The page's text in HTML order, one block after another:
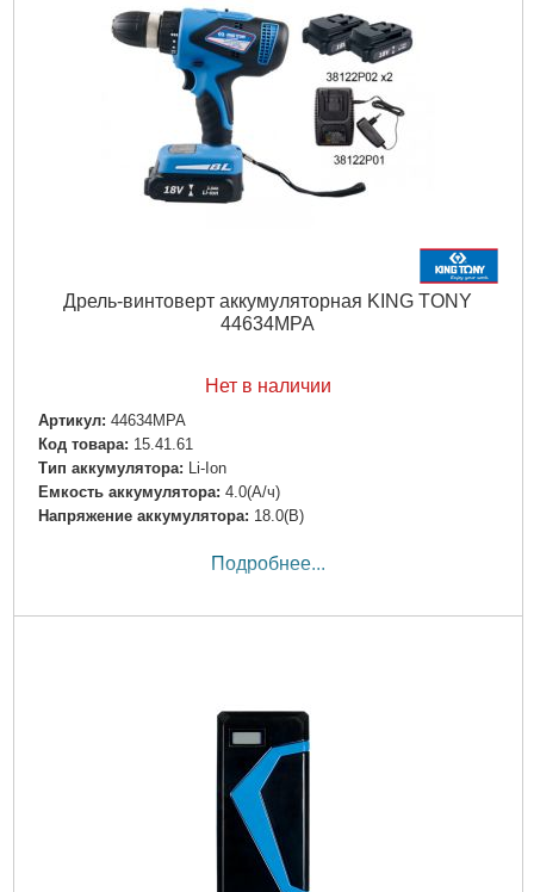
Подробнее...
Дрель-винтоверт аккумуляторная KING TONY
44634MPA
Нет в наличии
Артикул: 44634MPA
Код товара: 15.41.61
Тип аккумулятора: Li-Ion
Емкость аккумулятора: 4.0(А/ч)
Напряжение аккумулятора: 18.0(В)
Подробнее...